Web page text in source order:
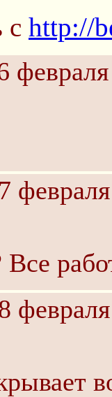
с http://